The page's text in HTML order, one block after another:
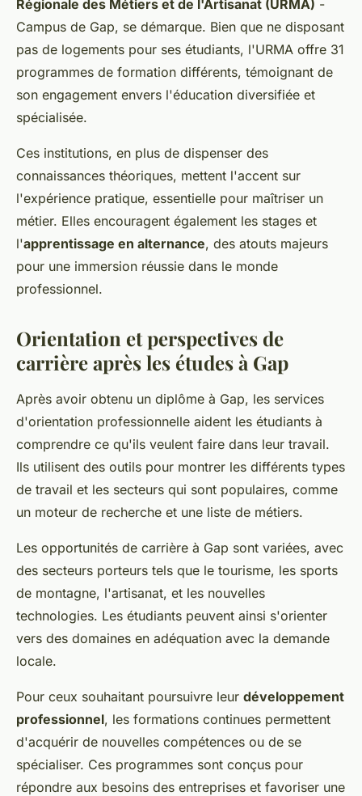
Régionale des Métiers et de l'Artisanat (URMA) -
Campus de Gap, se démarque. Bien que ne disposant
pas de logements pour ses étudiants, l'URMA offre 31
programmes de formation différents, témoignant de
son engagement envers l'éducation diversifiée et
spécialisée.
Ces institutions, en plus de dispenser des
connaissances théoriques, mettent l'accent sur
l'expérience pratique, essentielle pour maîtriser un
métier. Elles encouragent également les stages et
l'apprentissage en alternance, des atouts majeurs
pour une immersion réussie dans le monde
professionnel.
Orientation et perspectives de
carrière après les études à Gap
Après avoir obtenu un diplôme à Gap, les services
d'orientation professionnelle aident les étudiants à
comprendre ce qu'ils veulent faire dans leur travail.
Ils utilisent des outils pour montrer les différents types
de travail et les secteurs qui sont populaires, comme
un moteur de recherche et une liste de métiers.
Les opportunités de carrière à Gap sont variées, avec
des secteurs porteurs tels que le tourisme, les sports
de montagne, l'artisanat, et les nouvelles
technologies. Les étudiants peuvent ainsi s'orienter
vers des domaines en adéquation avec la demande
locale.
Pour ceux souhaitant poursuivre leur développement
professionnel, les formations continues permettent
d'acquérir de nouvelles compétences ou de se
spécialiser. Ces programmes sont conçus pour
répondre aux besoins des entreprises et favoriser une